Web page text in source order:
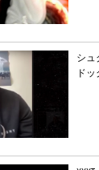
シュ
ド